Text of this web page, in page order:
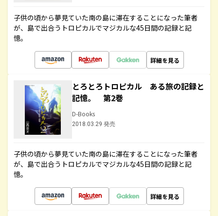
子供の頃から夢見ていた南の島に滞在することになった筆者
が、島で出合うトロピカルでマジカルな45日間の記録と記
憶。
詳細を見る
とろとろトロピカル ある旅の記録と
記憶。 第2巻
D-Books
2018.03.29 発売
子供の頃から夢見ていた南の島に滞在することになった筆者
が、島で出合うトロピカルでマジカルな45日間の記録と記
憶。
詳細を見る